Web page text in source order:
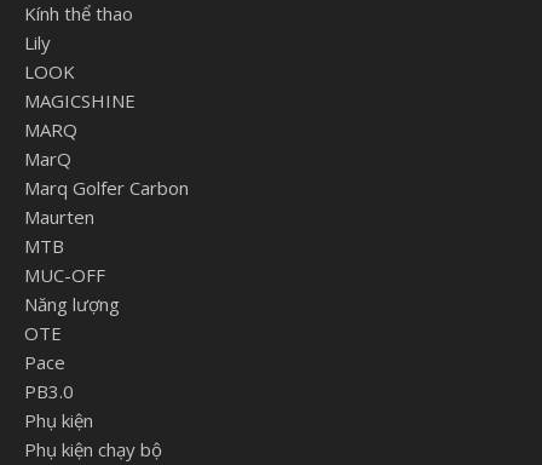
Kính thể thao
Lily
LOOK
MAGICSHINE
MARQ
MarQ
Marq Golfer Carbon
Maurten
MTB
MUC-OFF
Năng lượng
OTE
Pace
PB3.0
Phụ kiện
Phụ kiện chạy bộ